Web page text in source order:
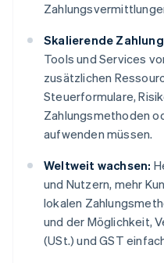
Skalierende
Tools und Services
zusätzlichen
Steuerformulare,
Zahlungsmethoden
aufwenden müssen.
Weltweit wachsen:
und Nutzern, mehr
lokalen
und der Möglichkeit,
(USt.) und GST